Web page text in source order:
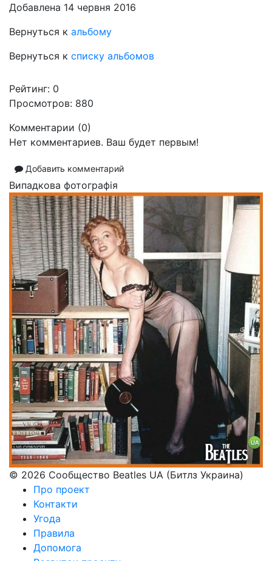
Добавлена 14 червня 2016
Вернуться к альбому
Вернуться к списку альбомов
Рейтинг: 0
Просмотров: 880
Комментарии (0)
Нет комментариев. Ваш будет первым!
Добавить комментарий
Випадкова фотографія
© 2026 Сообщество Beatles UA (Битлз Украина)
Про проект
Контакти
Угода
Правила
Допомога